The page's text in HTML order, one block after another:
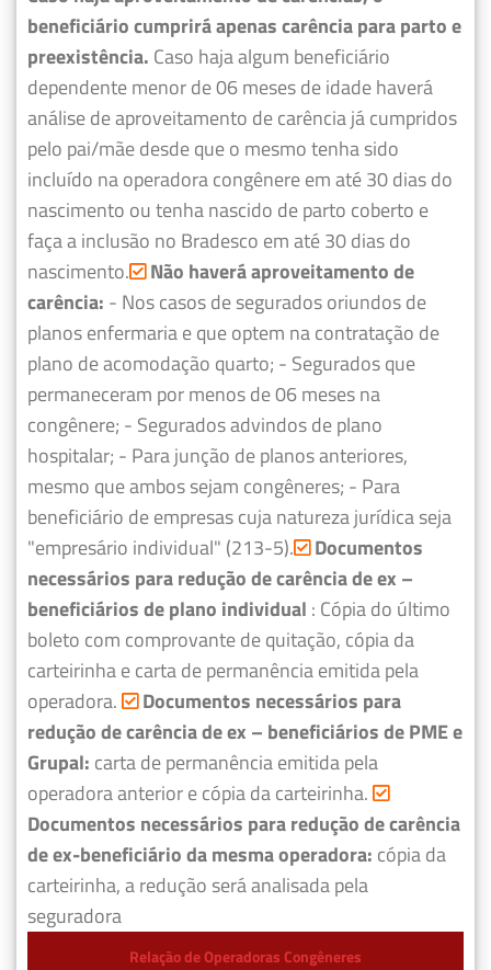
beneficiário cumprirá apenas carência para parto e
preexistência. Caso haja algum beneficiário
dependente menor de 06 meses de idade haverá
análise de aproveitamento de carência já cumpridos
pelo pai/mãe desde que o mesmo tenha sido
incluído na operadora congênere em até 30 dias do
nascimento ou tenha nascido de parto coberto e
faça a inclusão no Bradesco em até 30 dias do
nascimento. Não haverá aproveitamento de
carência: - Nos casos de segurados oriundos de
planos enfermaria e que optem na contratação de
plano de acomodação quarto; - Segurados que
permaneceram por menos de 06 meses na
congênere; - Segurados advindos de plano
hospitalar; - Para junção de planos anteriores,
mesmo que ambos sejam congêneres; - Para
beneficiário de empresas cuja natureza jurídica seja
"empresário individual" (213-5). Documentos
necessários para redução de carência de ex –
beneficiários de plano individual : Cópia do último
boleto com comprovante de quitação, cópia da
carteirinha e carta de permanência emitida pela
operadora.
Documentos necessários para
redução de carência de ex – beneficiários de PME e
Grupal: carta de permanência emitida pela
operadora anterior e cópia da carteirinha.
Documentos necessários para redução de carência
de ex-beneficiário da mesma operadora: cópia da
carteirinha, a redução será analisada pela
seguradora
Relação de Operadoras Congêneres